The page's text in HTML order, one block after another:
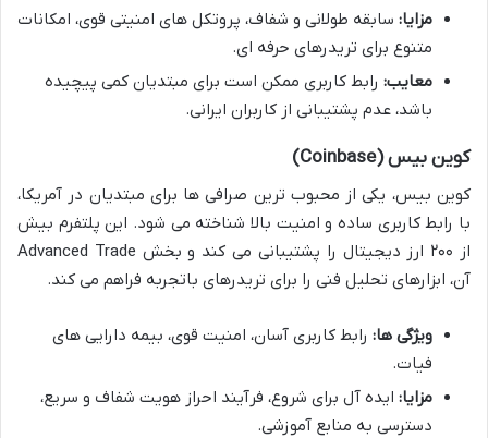
مزایا: سابقه طولانی و شفاف، پروتکل های امنیتی قوی، امکانات
متنوع برای تریدرهای حرفه ای.
معایب: رابط کاربری ممکن است برای مبتدیان کمی پیچیده
باشد، عدم پشتیبانی از کاربران ایرانی.
کوین بیس (Coinbase)
کوین بیس، یکی از محبوب ترین صرافی ها برای مبتدیان در آمریکا،
با رابط کاربری ساده و امنیت بالا شناخته می شود. این پلتفرم بیش
از ۲۰۰ ارز دیجیتال را پشتیبانی می کند و بخش Advanced Trade
آن، ابزارهای تحلیل فنی را برای تریدرهای باتجربه فراهم می کند.
ویژگی ها: رابط کاربری آسان، امنیت قوی، بیمه دارایی های
فیات.
مزایا: ایده آل برای شروع، فرآیند احراز هویت شفاف و سریع،
دسترسی به منابع آموزشی.